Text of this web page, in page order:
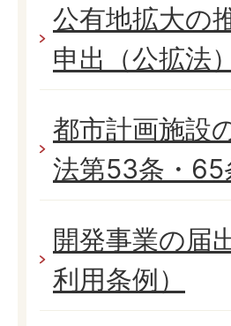
公有地拡大の
申出（公拡法）
都市計画施設
法第53条・65
開発事業の届
利用条例）